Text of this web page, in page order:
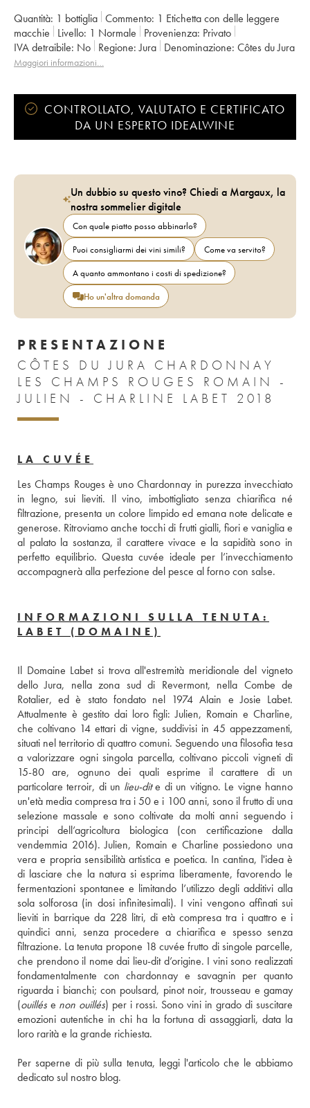
Quantità: 1 bottiglia Commento: 1 Etichetta con delle leggere
macchie
Livello: 1 Normale Provenienza:
privato
IVA detraibile:
no Regione: Jura Denominazione:
Côtes du Jura
Proprietario:
Maggiori informazioni…
CONTROLLATO, VALUTATO E CERTIFICATO
DA UN ESPERTO IDEALWINE
Un dubbio su questo vino? Chiedi a Margaux, la
nostra sommelier digitale
Con quale piatto posso abbinarlo?
Puoi consigliarmi dei vini simili?
Come va servito?
A quanto ammontano i costi di spedizione?
Ho un'altra domanda
PRESENTAZIONE
CÔTES DU JURA CHARDONNAY
LES CHAMPS ROUGES ROMAIN -
JULIEN - CHARLINE LABET 2018
LA CUVÉE
Les Champs Rouges è uno Chardonnay in purezza invecchiato
in legno, sui lieviti. Il vino, imbottigliato senza chiarifica né
filtrazione, presenta un colore limpido ed emana note delicate e
generose. Ritroviamo anche tocchi di frutti gialli, fiori e vaniglia e
al palato la sostanza, il carattere vivace e la sapidità sono in
perfetto equilibrio. Questa cuvée ideale per l’invecchiamento
accompagnerà alla perfezione del pesce al forno con salse.
INFORMAZIONI SULLA TENUTA:
LABET (DOMAINE)
Il Domaine Labet si trova all'estremità meridionale del vigneto
dello Jura, nella zona sud di Revermont, nella Combe de
Rotalier, ed è stato fondato nel 1974 Alain e Josie Labet.
Attualmente è gestito dai loro figli: Julien, Romain e Charline,
che coltivano 14 ettari di vigne, suddivisi in 45 appezzamenti,
situati nel territorio di quattro comuni. Seguendo una filosofia tesa
a valorizzare ogni singola parcella, coltivano piccoli vigneti di
15-80 are, ognuno dei quali esprime il carattere di un
particolare terroir, di un lieu-dit e di un vitigno. Le vigne hanno
un'età media compresa tra i 50 e i 100 anni, sono il frutto di una
selezione massale e sono coltivate da molti anni seguendo i
principi dell’agricoltura biologica (con certificazione dalla
vendemmia 2016). Julien, Romain e Charline possiedono una
vera e propria sensibilità artistica e poetica. In cantina, l'idea è
di lasciare che la natura si esprima liberamente, favorendo le
fermentazioni spontanee e limitando l’utilizzo degli additivi alla
sola solforosa (in dosi infinitesimali). I vini vengono affinati sui
lieviti in barrique da 228 litri, di età compresa tra i quattro e i
quindici anni, senza procedere a chiarifica e spesso senza
filtrazione. La tenuta propone 18 cuvée frutto di singole parcelle,
che prendono il nome dai lieu-dit d’origine. I vini sono realizzati
fondamentalmente con chardonnay e savagnin per quanto
riguarda i bianchi; con poulsard, pinot noir, trousseau e gamay
(ouillés e non ouillés) per i rossi. Sono vini in grado di suscitare
emozioni autentiche in chi ha la fortuna di assaggiarli, data la
loro rarità e la grande richiesta.
Per saperne di più sulla tenuta, leggi l'articolo che le abbiamo
dedicato sul nostro blog.